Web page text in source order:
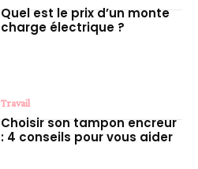
Quel est le prix d’un monte
charge électrique ?
Travail
Choisir son tampon encreur
: 4 conseils pour vous aider